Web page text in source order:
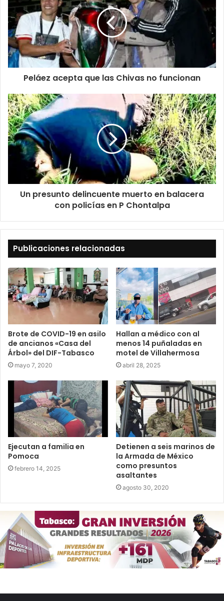
Peláez acepta que las Chivas no funcionan
Un presunto delincuente muerto en balacera
con policías en P Chontalpa
Publicaciones relacionadas
Brote de COVID-19 en asilo
de ancianos «Casa del
Árbol» del DIF-Tabasco
mayo 7, 2020
Hallan a médico con al
menos 14 puñaladas en
motel de Villahermosa
abril 28, 2025
Ejecutan a familia en
Pomoca
febrero 14, 2025
Detienen a seis marinos de
la Armada de México
como presuntos
asaltantes
agosto 30, 2020